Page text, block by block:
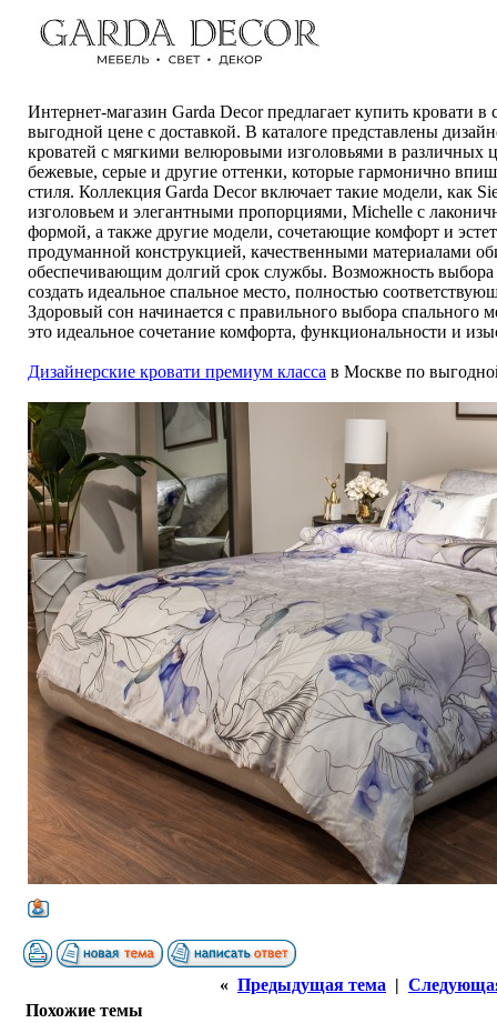
Интернет-магазин Garda Decor предлагает купить кровати
выгодной цене с доставкой. В каталоге представлены
кроватей с мягкими велюровыми изголовьями в различных
бежевые, серые и другие оттенки, которые гармонично
стиля. Коллекция Garda Decor включает такие модели, как
изголовьем и элегантными пропорциями, Michelle с
формой, а также другие модели, сочетающие комфорт и
продуманной конструкцией, качественными материалами
обеспечивающим долгий срок службы. Возможность выбора
создать идеальное спальное место, полностью
Здоровый сон начинается с правильного выбора спального
это идеальное сочетание комфорта, функциональности и
Дизайнерские кровати премиум класса в Москве по
« Предыдущая тема |
Похожие темы